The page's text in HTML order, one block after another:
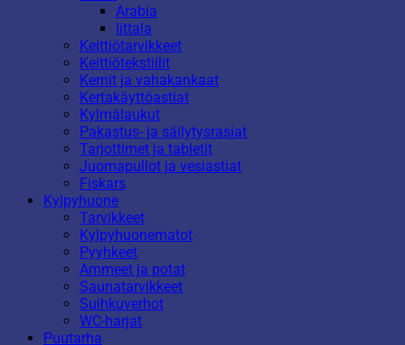
Arabia
Iittala
Keittiötarvikkeet
Keittiötekstiilit
Kernit ja vahakankaat
Kertakäyttöastiat
Kylmälaukut
Pakastus- ja säilytysrasiat
Tarjottimet ja tabletit
Juomapullot ja vesiastiat
Fiskars
Kylpyhuone
Tarvikkeet
Kylpyhuonematot
Pyyhkeet
Ammeet ja potat
Saunatarvikkeet
Suihkuverhot
WC-harjat
Puutarha